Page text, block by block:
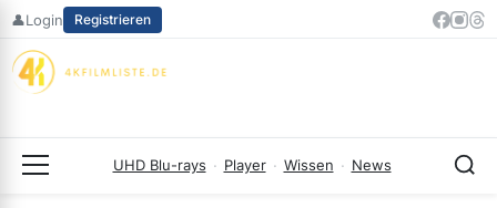
Zum
springen
👤Login Registrieren
UHD Blu-rays · Player · Wissen · News